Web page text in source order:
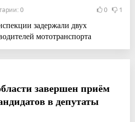
0 0 1
задержали двух
мототранспорта
завершен приём
в депутаты